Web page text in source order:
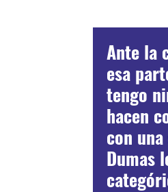
Ante la
esa
tengo
hacen
con
Dumas